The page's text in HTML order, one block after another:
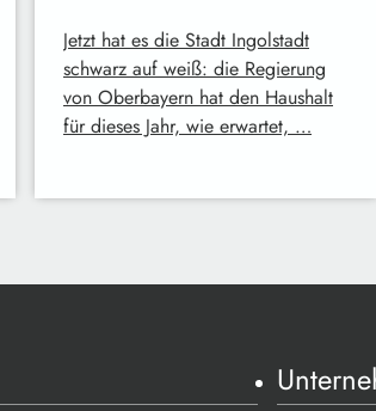
Jetzt hat es die Stadt Ingolstadt
schwarz auf weiß: die Regierung
von Oberbayern hat den Haushalt
für dieses Jahr, wie erwartet, …